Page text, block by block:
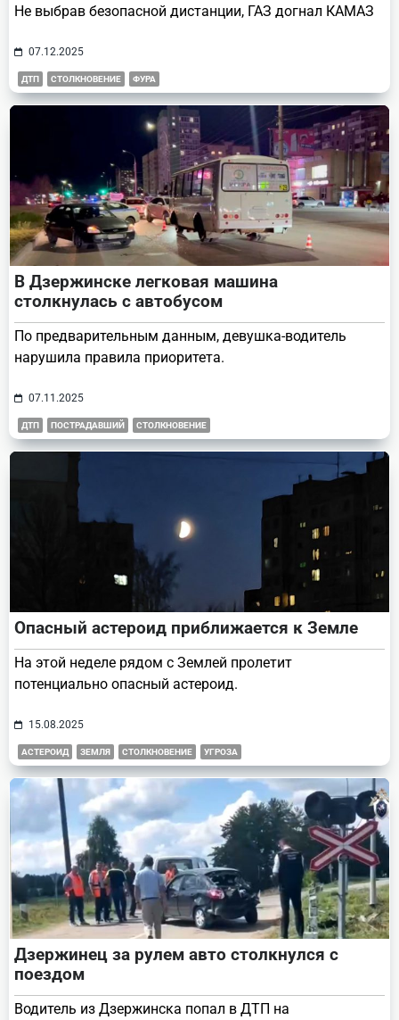
Не выбрав безопасной дистанции, ГАЗ догнал КАМАЗ
07.12.2025
ДТП СТОЛКНОВЕНИЕ ФУРА
В Дзержинске легковая машина
столкнулась с автобусом
По предварительным данным, девушка-водитель
нарушила правила приоритета.
07.11.2025
ДТП ПОСТРАДАВШИЙ СТОЛКНОВЕНИЕ
Опасный астероид приближается к Земле
На этой неделе рядом с Землей пролетит
потенциально опасный астероид.
15.08.2025
АСТЕРОИД ЗЕМЛЯ СТОЛКНОВЕНИЕ УГРОЗА
Дзержинец за рулем авто столкнулся с
поездом
Водитель из Дзержинска попал в ДТП на